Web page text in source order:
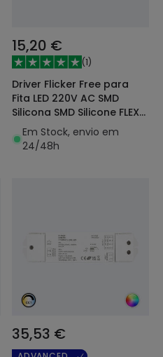
15,20 €
(1)
Driver Flicker Free para
Fita LED 220V AC SMD
Silicona SMD Silicone FLEX
IP65 lARGURA 12mm
Em Stock, envio em
24/48h
35,53 €